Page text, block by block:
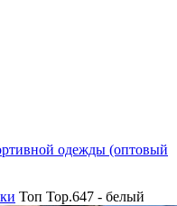
одежды (оптовый
Топ Top.647 - белый